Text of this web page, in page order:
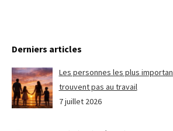
Derniers articles
Les personnes les plus
trouvent pas au travail
7 juillet 2026